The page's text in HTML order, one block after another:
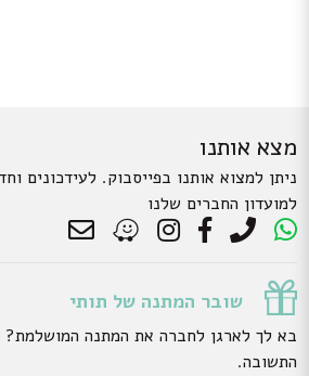
מצא אותנו
ניתן למצוא אותנו בפייסבוק. לעידכונים
למועדון החברים שלנו
שובר המתנה של תותי
בא לך לארגן לחברה את המתנה המושלמת?
התשובה.